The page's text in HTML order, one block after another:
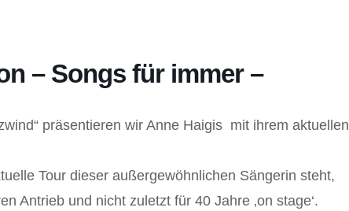
– Songs für immer –
präsentieren wir Anne Haigis mit ihrem aktuellen
Tour dieser außergewöhnlichen Sängerin steht,
Antrieb und nicht zuletzt für 40 Jahre ‚on stage‘.